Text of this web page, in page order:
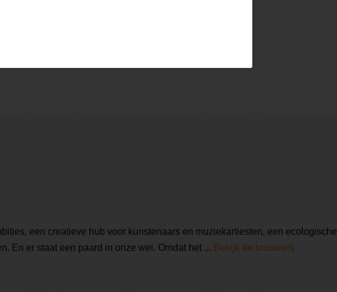
een creatieve hub voor kunstenaars en muziekartiesten, een ecologische
En er staat een paard in onze wei. Omdat het ... Bekijk de brouwerij